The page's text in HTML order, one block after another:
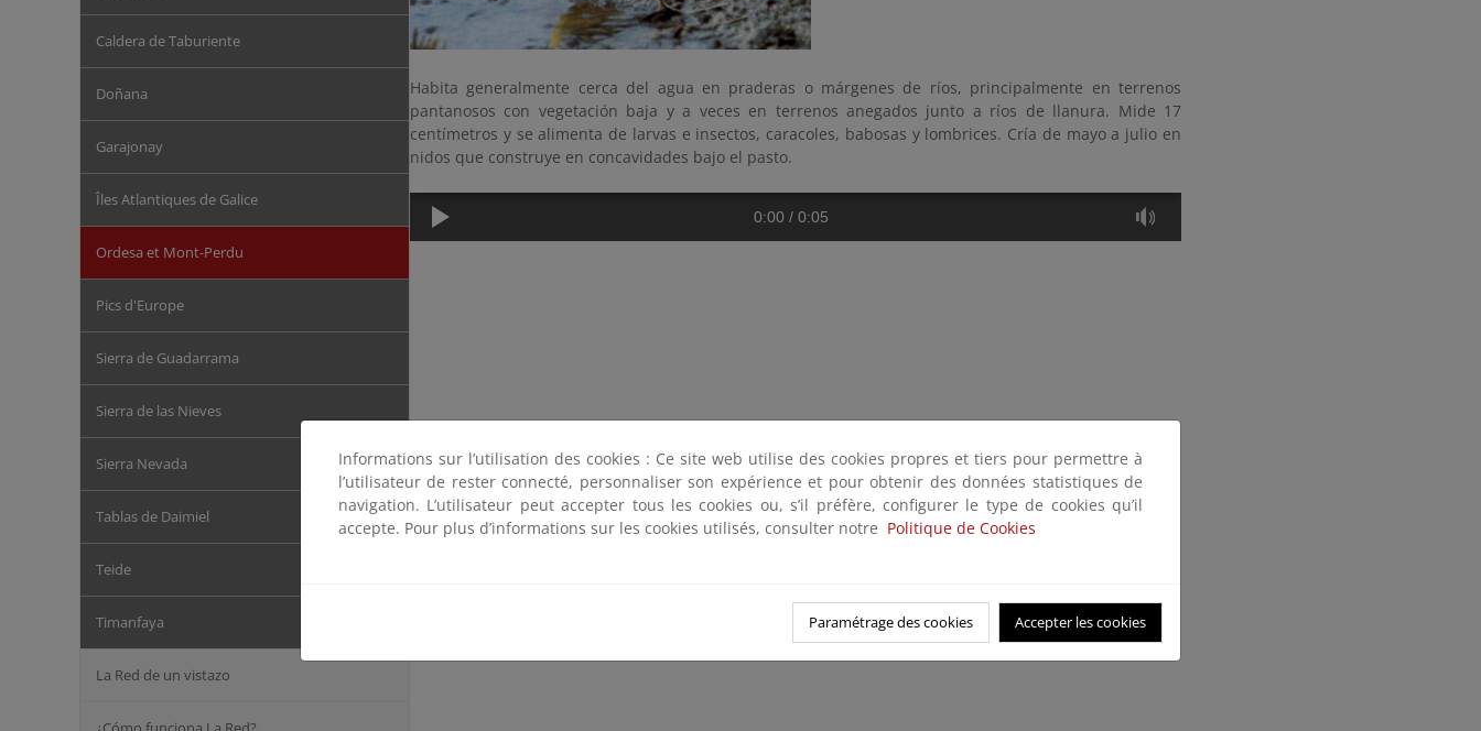
Caldera de Taburiente
Doñana
Garajonay
Îles Atlantiques de Galice
Ordesa et Mont-Perdu
Pics d'Europe
Sierra de Guadarrama
Sierra de las Nieves
Sierra Nevada
Tablas de Daimiel
Teide
Timanfaya
La Red de un vistazo
Habita generalmente cerca del agua en praderas o márgenes de ríos, principalmente en terrenos
pantanosos con vegetación baja y a veces en terrenos anegados junto a ríos de llanura. Mide 17
centímetros y se alimenta de larvas e insectos, caracoles, babosas y lombrices. Cría de mayo a julio en
nidos que construye en concavidades bajo el pasto.
0:00 / 0:05
Informations sur l’utilisation des cookies : Ce site web utilise des cookies propres et tiers pour permettre à
l’utilisateur de rester connecté, personnaliser son expérience et pour obtenir des données statistiques de
navigation. L’utilisateur peut accepter tous les cookies ou, s’il préfère, configurer le type de cookies qu’il
accepte. Pour plus d’informations sur les cookies utilisés, consulter notre Politique de Cookies
Paramétrage des cookies Accepter les cookies